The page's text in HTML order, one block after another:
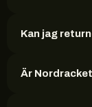
Kan jag
Är